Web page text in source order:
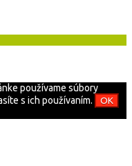
používame súbory
s ich používaním.
OK